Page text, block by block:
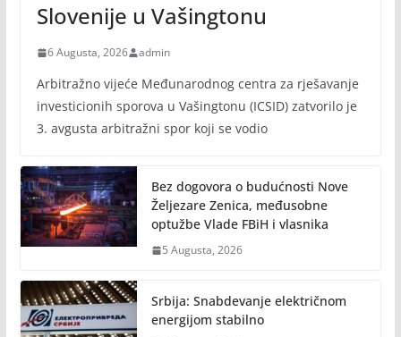
Slovenije u Vašingtonu
6 Augusta, 2026 admin
Arbitražno vijeće Međunarodnog centra za rješavanje
investicionih sporova u Vašingtonu (ICSID) zatvorilo je
3. avgusta arbitražni spor koji se vodio
Bez dogovora o budućnosti Nove
Željezare Zenica, međusobne
optužbe Vlade FBiH i vlasnika
5 Augusta, 2026
Srbija: Snabdevanje električnom
energijom stabilno